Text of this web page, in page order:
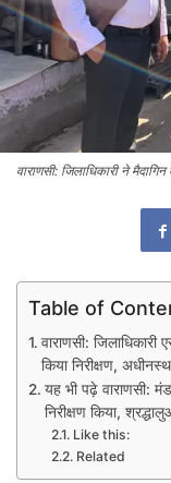
वाराणसी: जिलाधिकारी ने
Table of
वाराणसी:
किया निरीक्षण,
यह भी पढ़े वाराणसी:
निरीक्षण किया,
Like this:
Related